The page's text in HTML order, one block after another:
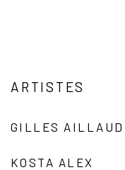
ARTISTES
GILLES AILLAUD
KOSTA ALEX